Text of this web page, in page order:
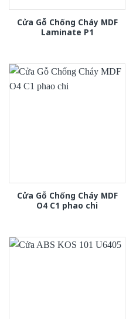
Cửa Gỗ Chống Cháy MDF
Laminate P1
Cửa Gỗ Chống Cháy MDF
O4 C1 phao chi